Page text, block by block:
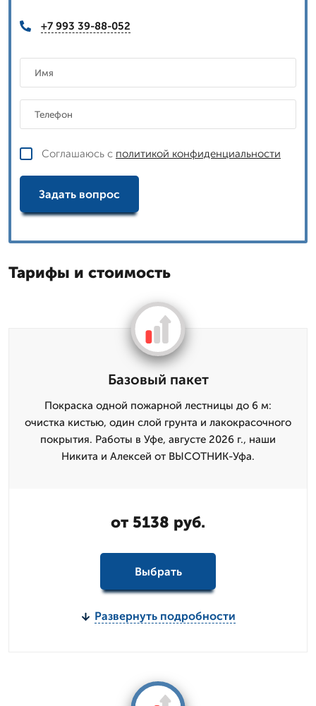
+7 993 39-88-052
Соглашаюсь с политикой конфиденциальности
Задать вопрос
Тарифы и стоимость
Базовый пакет
Покраска одной пожарной лестницы до 6 м:
очистка кистью, один слой грунта и лакокрасочного
покрытия. Работы в Уфе, августе 2026 г., наши
Никита и Алексей от ВЫСОТНИК-Уфа.
от 5138 руб.
Выбрать
Развернуть подробности